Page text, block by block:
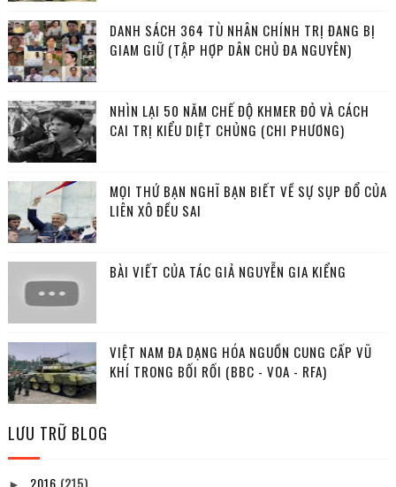
DANH SÁCH 364 TÙ NHÂN CHÍNH TRỊ ĐANG BỊ
GIAM GIỮ (TẬP HỢP DÂN CHỦ ĐA NGUYÊN)
NHÌN LẠI 50 NĂM CHẾ ĐỘ KHMER ĐỎ VÀ CÁCH
CAI TRỊ KIỂU DIỆT CHỦNG (CHI PHƯƠNG)
MỌI THỨ BẠN NGHĨ BẠN BIẾT VỀ SỰ SỤP ĐỔ CỦA
LIÊN XÔ ĐỀU SAI
BÀI VIẾT CỦA TÁC GIẢ NGUYỄN GIA KIỂNG
VIỆT NAM ĐA DẠNG HÓA NGUỒN CUNG CẤP VŨ
KHÍ TRONG BỐI RỐI (BBC - VOA - RFA)
LƯU TRỮ BLOG
► 2016 (215)